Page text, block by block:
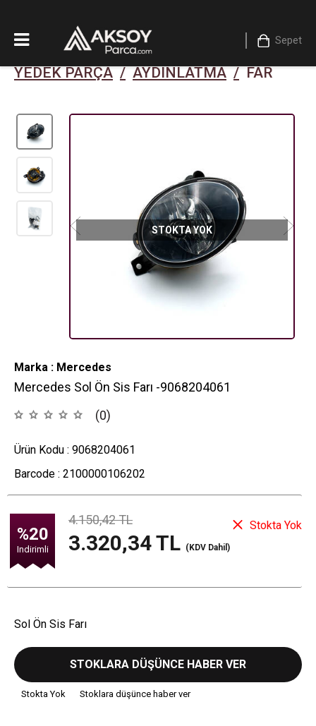
Sepet
YEDEK PARÇA / AYDINLATMA / FAR
STOKTA YOK
Marka : Mercedes
Mercedes Sol Ön Sis Farı -9068204061
(0)
Ürün Kodu : 9068204061
Barcode : 2100000106202
%20
Indirimli
4.150,42TL
3.320,34TL (KDV Dahil)
Stokta Yok
Sol Ön Sis Farı
STOKLARA DÜŞÜNCE HABER VER
Stokta Yok Stoklara düşünce haber ver